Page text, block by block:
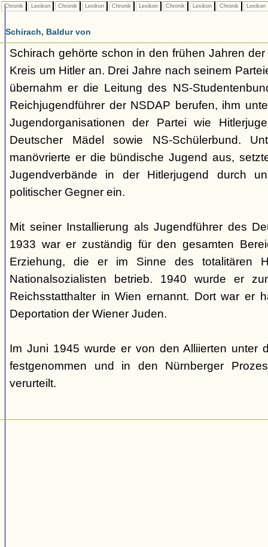
Chronik Lexikon Chronik Lexikon Chronik Lexikon Chronik Lexikon Chronik Lexikon
Schirach, Baldur von
Schirach gehörte schon in den frühen Jahren
Kreis um Hitler an. Drei Jahre nach seinem
übernahm er die Leitung des NS-
Reichjugendführer der NSDAP berufen, ihm
Jugendorganisationen der Partei wie
Deutscher Mädel sowie NS-Schülerbund.
manövrierte er die bündische Jugend aus,
Jugendverbände in der Hitlerjugend durch
politischer Gegner ein.
Mit seiner Installierung als Jugendführer des
1933 war er zuständig für den gesamten
Erziehung, die er im Sinne des totalitären
Nationalsozialisten betrieb. 1940 wurde er
Reichsstatthalter in Wien ernannt. Dort war er
Deportation der Wiener Juden.
Im Juni 1945 wurde er von den Alliierten unter
festgenommen und in den Nürnberger
verurteilt.